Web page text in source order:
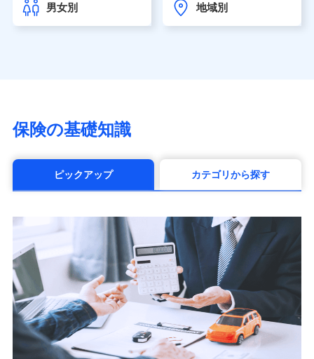
東京海上日動あんしん生命保険株式会社
（https://www.tmn-anshin.co.jp/）
マニュライフ生命保険株式会社
（https://www.manulife.co.jp/）
（https://www.msa-life.co.jp/）
メットライフ生命株式会社(https://www.metlife.co.jp/)
■少額短期保険
株式会社アシロ少額短期保険 (https://kailash.co.jp/)
SBIいきいき少額短期保険会社 (https://www.i-
sedai.com/)
SBIペット少額短期保険株式会社 (https://www.sbipet-
ssi.co.jp/)
SBIリスタ少額短期保険会社
(https://www.jishin.co.jp/)
男女別 地域別
保険の基礎知識
ピックアップ カテゴリから探す